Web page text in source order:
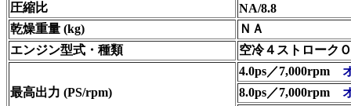
圧縮比
NA/8.8
乾燥重量 (kg)
ＮＡ
エンジン型式・種類
空冷４ストローク
最高出力 (PS/rpm)
4.0ps／7,000rpm
8.0ps／7,000rpm